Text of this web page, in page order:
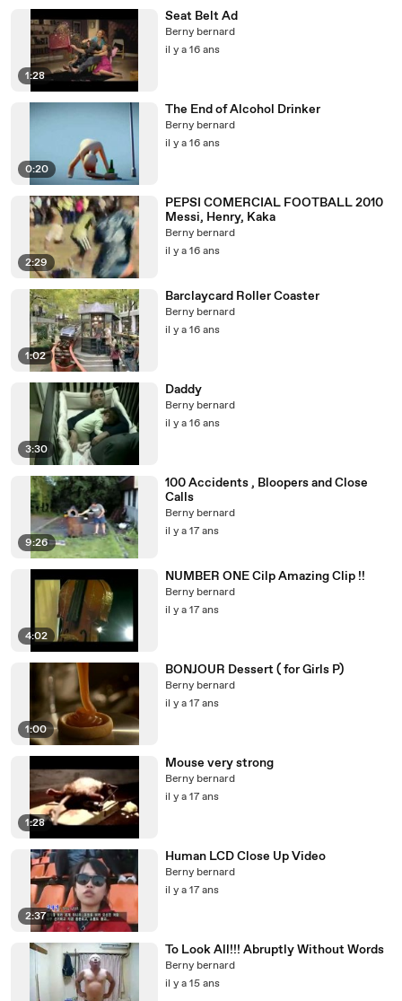
1:28
Seat Belt Ad
Berny bernard
il y a 16 ans
0:20
The End of Alcohol Drinker
Berny bernard
il y a 16 ans
2:29
PEPSI COMERCIAL FOOTBALL 2010
Messi, Henry, Kaka
Berny bernard
il y a 16 ans
1:02
Barclaycard Roller Coaster
Berny bernard
il y a 16 ans
3:30
Daddy
Berny bernard
il y a 16 ans
9:26
100 Accidents , Bloopers and Close
Calls
Berny bernard
il y a 17 ans
4:02
NUMBER ONE Cilp Amazing Clip !!
Berny bernard
il y a 17 ans
1:00
BONJOUR Dessert ( for Girls P)
Berny bernard
il y a 17 ans
1:28
Mouse very strong
Berny bernard
il y a 17 ans
2:37
Human LCD Close Up Video
Berny bernard
il y a 17 ans
To Look All!!! Abruptly Without Words
Berny bernard
il y a 15 ans